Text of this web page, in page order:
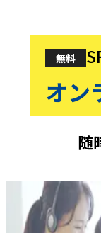
無料
オン
随